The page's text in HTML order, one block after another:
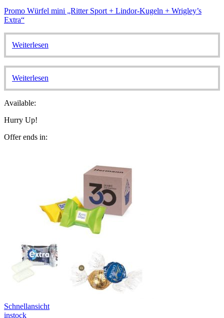
Promo Würfel mini „Ritter Sport + Lindor-Kugeln + Wrigley’s
Extra“
Weiterlesen
Weiterlesen
Available:
Hurry Up!
Offer ends in:
Schnellansicht
instock